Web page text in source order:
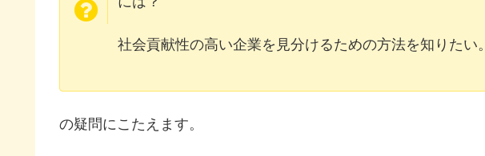
社会貢献性の高い企業を見分けるための方法を知りたい。
の疑問にこたえます。